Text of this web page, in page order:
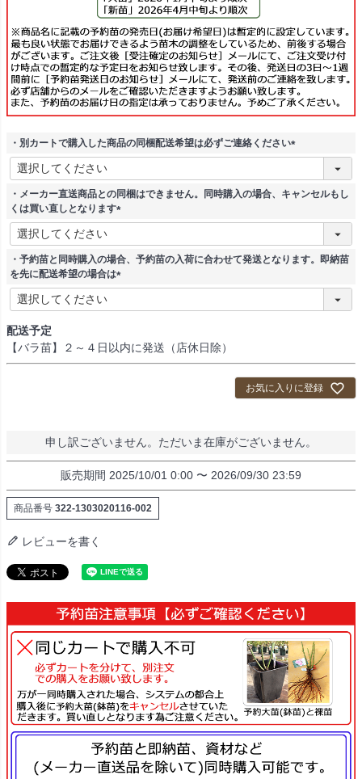
・別カートで購入した商品の同梱配送希望は必ずご連絡ください
(
須
・メーカー直送商品との同梱はできません。同時購入の場合、キャンセルもし
くは買い直しとなります
(
須
)
・予約苗と同時購入の場合、予約苗の入荷に合わせて発送となります。即納苗
を先に配送希望の場合は
(
配送予定
【バラ苗】２～４日以内に発送（店休日除）
お気に入りに登録
申し訳ございません。ただいま在庫がございません。
販売期間 2025/10/01 0:00 〜 2026/09/30 23:59
商品番号 322-1303020116-002
レビューを書く